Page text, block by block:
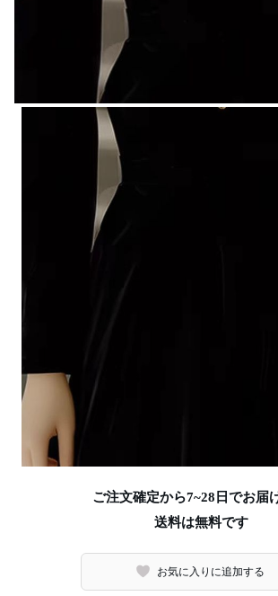
ご注文確定から7~28日でお届
送料は無料です
お気に入りに追加する